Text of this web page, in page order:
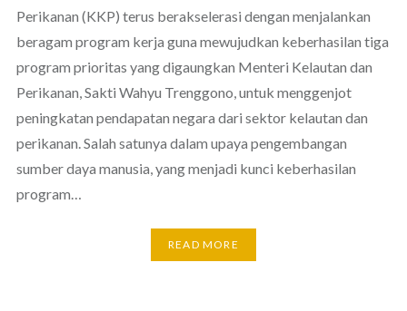
Perikanan (KKP) terus berakselerasi dengan menjalankan
beragam program kerja guna mewujudkan keberhasilan tiga
program prioritas yang digaungkan Menteri Kelautan dan
Perikanan, Sakti Wahyu Trenggono, untuk menggenjot
peningkatan pendapatan negara dari sektor kelautan dan
perikanan. Salah satunya dalam upaya pengembangan
sumber daya manusia, yang menjadi kunci keberhasilan
program…
READ MORE